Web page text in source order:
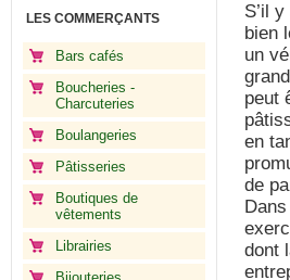
LES COMMERÇANTS
Bars cafés
Boucheries -
Charcuteries
Boulangeries
Pâtisseries
Boutiques de
vêtements
Librairies
S’il
bien
un
peut
en
de
dont